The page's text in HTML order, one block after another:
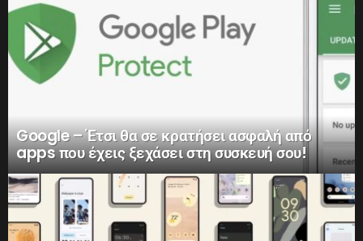
Google – Έτσι θα σε κρατήσει ασφαλή από
apps που έχεις ξεχάσει στη συσκευή σου!